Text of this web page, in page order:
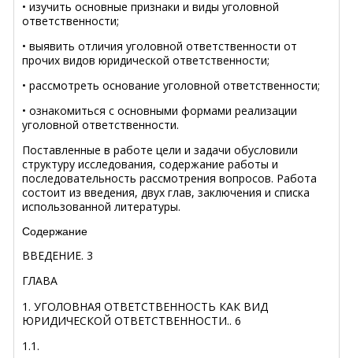
• изучить основные признаки и виды уголовной
ответственности;
• выявить отличия уголовной ответственности от
прочих видов юридической ответственности;
• рассмотреть основание уголовной ответственности;
• ознакомиться с основными формами реализации
уголовной ответственности.
Поставленные в работе цели и задачи обусловили
структуру исследования, содержание работы и
последовательность рассмотрения вопросов. Работа
состоит из введения, двух глав, заключения и списка
использованной литературы.
Содержание
ВВЕДЕНИЕ. 3
ГЛАВА
1. УГОЛОВНАЯ ОТВЕТСТВЕННОСТЬ КАК ВИД
ЮРИДИЧЕСКОЙ ОТВЕТСТВЕННОСТИ.. 6
1.1.